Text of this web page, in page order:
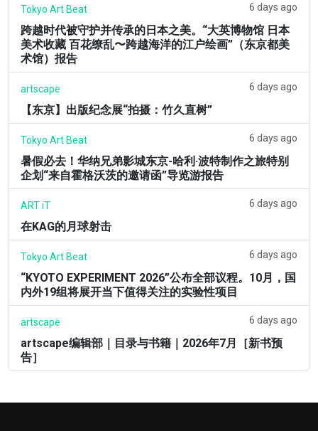
Tokyo Art Beat 6 days ago
跨越时代被守护并传承的日本之美。“大英博物馆 日本
美术收藏 百花缭乱〜跨越海洋的江户绘画”（东京都美
术馆）报告
artscape 6 days ago
【东京】出版纪念展“拍摄：竹久直树”
Tokyo Art Beat 6 days ago
暑假必去！华纳兄弟影城东京-哈利·波特制作之旅特别
企划“来自霍格沃茨的邀请函”导览游报告
ART iT 6 days ago
在KAG的月球射击
Tokyo Art Beat 6 days ago
“KYOTO EXPERIMENT 2026”公布全部议程。10月，国
内外19组将展开当下值得关注的实验性项目
artscape 6 days ago
artscape编辑部｜目录与书籍｜2026年7月［新书预
告］